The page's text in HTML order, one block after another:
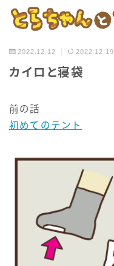
2022.12.12 2022.12.19
カイロと寝袋
前の話
初めてのテント